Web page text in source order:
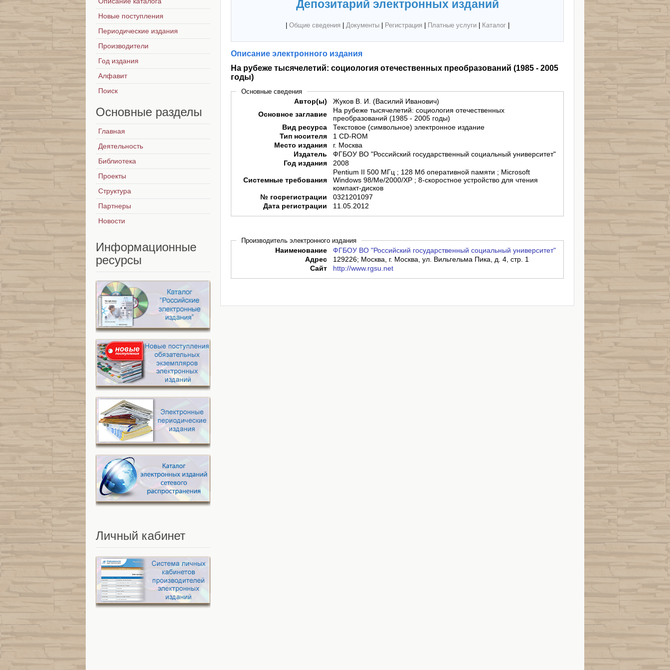
Депозитарий электронных изданий
Общие сведения Документы| Регистрация Платные услуги| Каталог|
Описание электронного издания
На рубеже тысячелетий: социология отечественных преобразований (1985 - 2005
годы)
Основные сведения
Автор(ы)
Жуков В. И. (Василий Иванович)
Основное заглавие
На рубеже тысячелетий: социология отечественных
преобразований (1985 - 2005 годы)
Вид ресурса
Текстовое (символьное) электронное издание
Тип носителя
1 CD-ROM
Место издания
г. Москва
Издатель
ФГБОУ ВО "Российский государственный социальный университет"
Год издания
2008
Системные требования
Pentium II 500 МГц ; 128 Мб оперативной памяти ; Microsoft
Windows 98/Me/2000/XP ; 8-скоростное устройство для чтения
компакт-дисков
№ госрегистрации
0321201097
Дата регистрации
11.05.2012
Производитель электронного издания
Наименование
ФГБОУ ВО "Российский государственный социальный университет"
Адрес
129226; Москва, г. Москва, ул. Вильгельма Пика, д. 4, стр. 1
Сайт
http://www.rgsu.net
Новые поступления
Периодические издания
Производители
Год издания
Алфавит
Поиск
Основные разделы
Главная
Деятельность
Библиотека
Проекты
Структура
Партнеры
Новости
Информационные
ресурсы
Личный кабинет